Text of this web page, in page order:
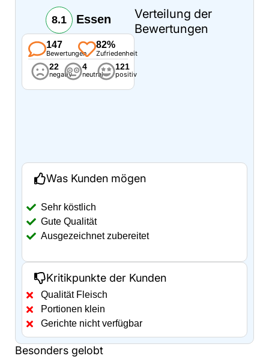
8.1 Essen
147
Bewertungen
82%
Zufriedenheit
22
negativ
4
neutral
121
positiv
Verteilung der
Bewertungen
Was Kunden mögen
Sehr köstlich
Gute Qualität
Ausgezeichnet zubereitet
Kritikpunkte der Kunden
Qualität Fleisch
Portionen klein
Gerichte nicht verfügbar
Besonders gelobt